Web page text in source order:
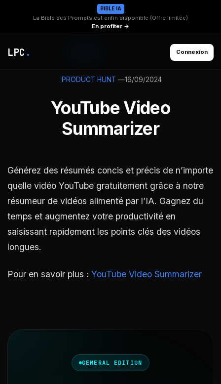
BIBLE IA
La Bible des Prompts est enfin disponible (Offre limitée)
En profiter →
LPC . Connexion
PRODUCT HUNT —16/09/2024
YouTube Video
Summarizer
Générez des résumés concis et précis de n’importe
quelle vidéo YouTube gratuitement grâce à notre
résumeur de vidéos alimenté par l’IA. Gagnez du
temps et augmentez votre productivité en
saisissant rapidement les points clés des vidéos
longues.
Pour en savoir plus : YouTube Video Summarizer
GENERAL EDITION